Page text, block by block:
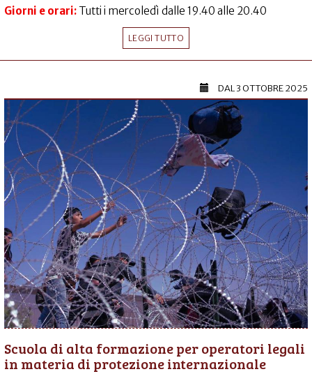
Giorni e orari: Tutti i mercoledì dalle 19.40 alle 20.40
LEGGI TUTTO
DAL3 OTTOBRE 2025
Scuola di alta formazione per operatori legali
in materia di protezione internazionale